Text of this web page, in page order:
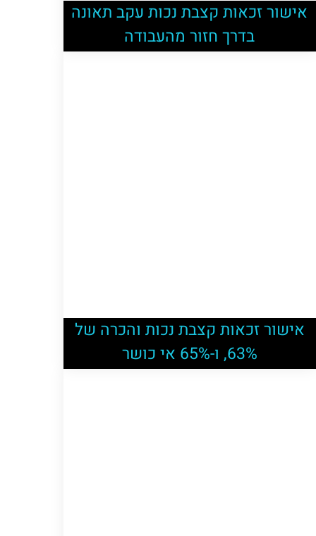
אישור זכאות קצבת נכות עקב תאונה
בדרך חזור מהעבודה
אישור זכאות קצבת נכות והכרה של
63%, ו-65% אי כושר